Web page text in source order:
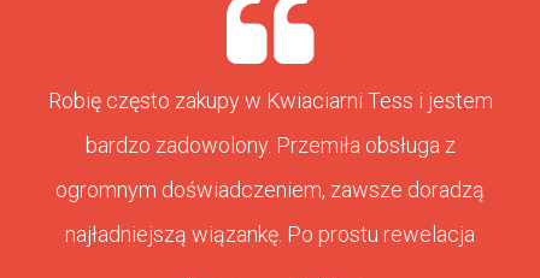
Robię często zakupy w Kwiaciarni Tess i jestem
bardzo zadowolony. Przemiła obsługa z
ogromnym doświadczeniem, zawsze doradzą
najładniejszą wiązankę. Po prostu rewelacja